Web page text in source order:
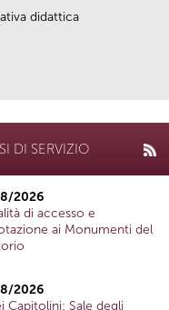
didattica
DI SERVIZIO
2026
di accesso e
ai Monumenti del
2026
Capitolini: Sale degli